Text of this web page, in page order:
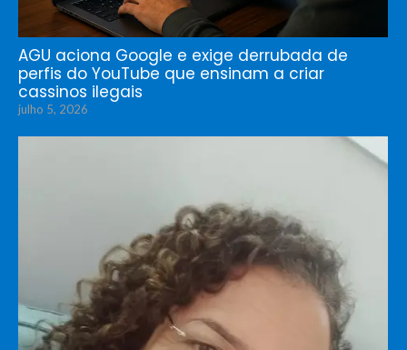
AGU aciona Google e exige derrubada de
perfis do YouTube que ensinam a criar
cassinos ilegais
julho 5, 2026